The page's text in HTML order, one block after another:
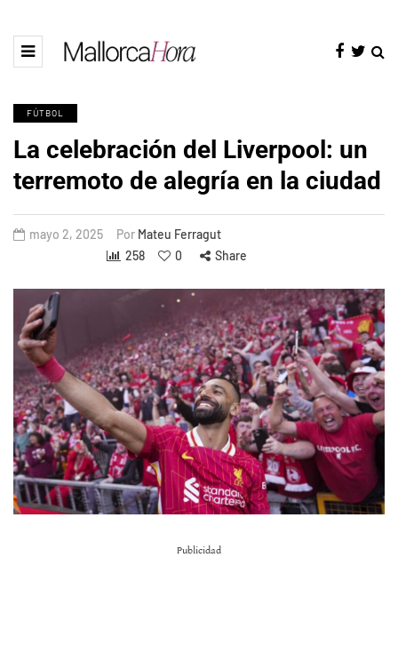
FÚTBOL
La celebración del Liverpool: un
terremoto de alegría en la ciudad
mayo 2, 2025 Por Mateu Ferragut
258
0 Share
Publicidad